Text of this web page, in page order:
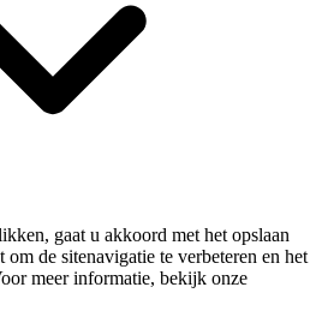
gaat u akkoord met het opslaan
de sitenavigatie te verbeteren en het
meer informatie, bekijk onze